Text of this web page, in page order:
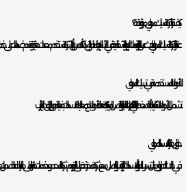
كيف تختار شركة تسليك مجاري موثوقة؟
عند اختيار شركة لتسليك المجاري، ابحث عن الخبرة، التقييمات الإيجابية، والشفافية في الأسعار. بالإضافة إلى ذلك، تأكد من أن الشركة تستخدم معدات حديثة وتقدم ضمانات على
الأدوات المستخدمة في تسليك المجاري
تشمل الأدوات الشائعة أنابيب الضغط العالي، الكاميرات الداخلية، والنوابض الميكانيكية. هذه الأدوات تتيح معالجة الانسدادات بفعالية دون إلحاق ضرر بالأنابيب.
حلول طارئة لانسداد المجاري
في حالات الطوارئ، مثل تسرب المياه أو الانسدادات الكبيرة، يجب التواصل مع شركة محترفة على الفور. تقدم شركة المحمود خدمات طارئة على مدار